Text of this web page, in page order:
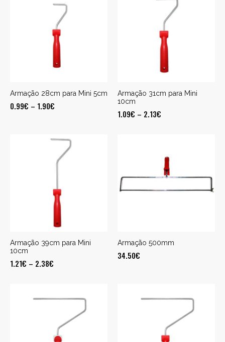
Armação 28cm para Mini 5cm
0.99€ – 1.90€
Armação 31cm para Mini
10cm
1.09€ – 2.13€
Armação 39cm para Mini
10cm
1.21€ – 2.38€
Armação 500mm
34.50€